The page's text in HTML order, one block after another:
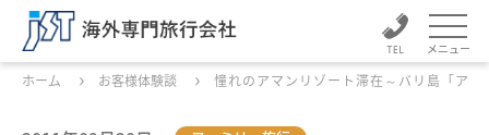
メニュー
ホーム お客様体験談 憧れのアマンリゾート滞在～バリ島「ア